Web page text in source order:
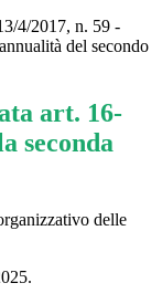
4/2017, n. 59 -
del secondo
art. 16-
seconda
delle